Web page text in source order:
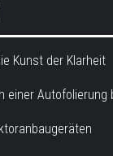
Kunst der Klarheit
einer Autofolierung